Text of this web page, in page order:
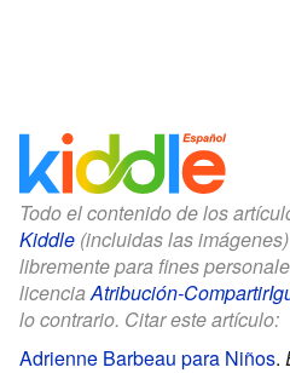
Todo el contenido de los
Kiddle (incluidas las
libremente para fines
licenciaAtribución-
lo contrario. Citar este artículo:
Adrienne Barbeau para Niños.